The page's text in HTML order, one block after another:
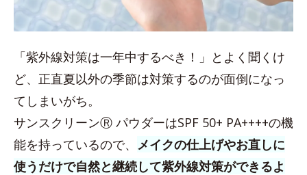
「紫外線対策は一年中するべき！」とよく聞くけ
ど、正直夏以外の季節は対策するのが面倒になっ
てしまいがち。
サンスクリーンⓇ パウダーはSPF 50+ PA++++の機
能を持っているので、 メイクの仕上げやお直しに
使うだけで自然と継続して紫外線対策ができるよ